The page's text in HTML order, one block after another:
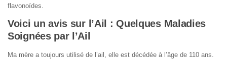
flavonoïdes.
Voici un avis sur l’Ail : Quelques Maladies
Soignées par l’Ail
Ma mère a toujours utilisé de l’ail, elle est décédée à l’âge de 110 ans.